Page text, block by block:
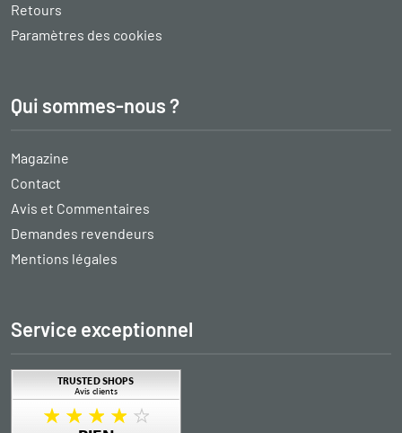
Retours
Paramètres des cookies
Qui sommes-nous ?
Magazine
Contact
Avis et Commentaires
Demandes revendeurs
Mentions légales
Service exceptionnel